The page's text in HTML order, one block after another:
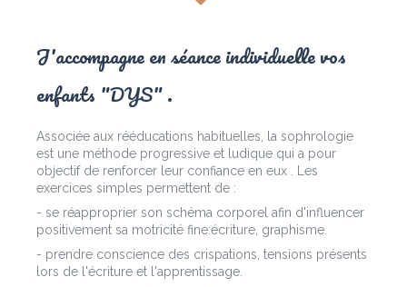
J'accompagne en séance individuelle vos
enfants "DYS" .
Associée aux rééducations habituelles, la sophrologie
est une méthode progressive et ludique qui a pour
objectif de renforcer leur confiance en eux . Les
exercices simples permettent de :
- se réapproprier son schéma corporel afin d'influencer
positivement sa motricité fine:écriture, graphisme.
- prendre conscience des crispations, tensions présents
lors de l'écriture et l'apprentissage.